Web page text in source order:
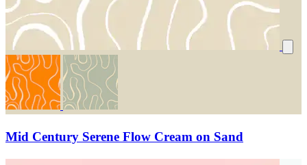
Mid Century Serene Flow Cream on Sand